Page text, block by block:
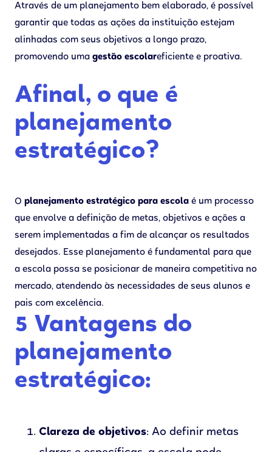
Através de um planejamento bem elaborado, é possível
garantir que todas as ações da instituição estejam
alinhadas com seus objetivos a longo prazo,
promovendo uma gestão escolareficiente e proativa.
Afinal, o que é
planejamento
estratégico?
O planejamento estratégico para escola é um processo
que envolve a definição de metas, objetivos e ações a
serem implementadas a fim de alcançar os resultados
desejados. Esse planejamento é fundamental para que
a escola possa se posicionar de maneira competitiva no
mercado, atendendo às necessidades de seus alunos e
pais com excelência.
5 Vantagens do
planejamento
estratégico:
Clareza de objetivos: Ao definir metas